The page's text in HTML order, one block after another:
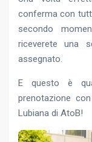
conferma con
secondo
riceverete una
assegnato.
E questo è
prenotazione
Lubiana di AtoB!